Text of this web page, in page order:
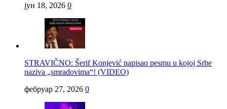
јун 18, 2026 0
STRAVIČNO: Šerif Konjević napisao pesmu u kojoj Srbe
naziva „smradovima“! (VIDEO)
фебруар 27, 2026 0